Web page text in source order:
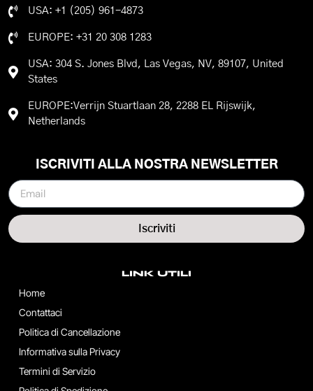
USA: +1 (205) 961-4873
EUROPE: +31 20 308 1283
USA: 304 S. Jones Blvd, Las Vegas, NV, 89107, United
States
EUROPE:Verrijn Stuartlaan 28, 2288 EL Rijswijk,
Netherlands
LINK UTILI
Home
Contattaci
Politica di Cancellazione
Informativa sulla Privacy
Termini di Servizio
ISCRIVITI ALLA NOSTRA NEWSLETTER
Iscriviti